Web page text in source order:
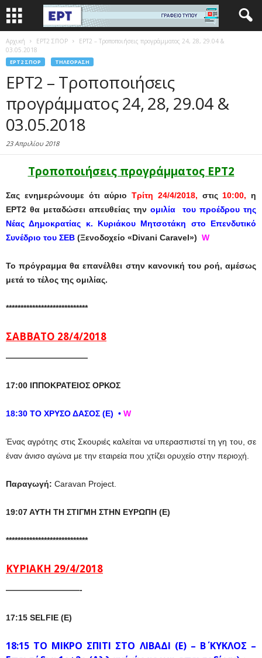
Αρχική EΡΤ2 ΣΠΟΡ
ΕΡΤ2 – Τροποποιήσεις προγράμματος 24, 28, 29.04 &
03.05.2018
EΡΤ2 ΣΠΟΡ ΤΗΛΕΌΡΑΣΗ
ΕΡΤ2 – Τροποποιήσεις
προγράμματος 24, 28, 29.04 &
03.05.2018
23 Απριλίου 2018
Τροποποιήσεις προγράμματος ΕΡΤ2
Σας ενημερώνουμε ότιαύριο Τρίτη 24/4/2018, στις 10:00, η
ΕΡΤ2 θα μεταδώσει απευθείας την ομιλία του προέδρου της
Νέας Δημοκρατίας κ. Κυριάκου Μητσοτάκη στο Επενδυτικό
Συνέδριο του ΣΕΒ (Ξενοδοχείο «Divani Caravel») W
Το πρόγραμμα θα επανέλθει στην κανονική του ροή, αμέσως
μετά το τέλος της ομιλίας.
****************************
ΣΑΒΒΑΤΟ 28/4/2018
——————————
17:00 ΙΠΠΟΚΡΑΤΕΙΟΣ ΟΡΚΟΣ
18:30 TO XΡΥΣΟ ΔΑΣΟΣ (Ε) • W
Ένας αγρότης στις Σκουριές καλείται να υπερασπιστεί τη γη του, σε
έναν άνισο αγώνα με την εταιρεία που χτίζει ορυχείο στην περιοχή.
Παραγωγή: Caravan Project.
19:07 ΑΥΤΗ ΤΗ ΣΤΙΓΜΗ ΣΤΗΝ ΕΥΡΩΠΗ (Ε)
****************************
ΚΥΡΙΑΚΗ 29/4/2018
—————————-
17:15 SELFIE (E)
18:15 ΤΟ ΜΙΚΡΟ ΣΠΙΤΙ ΣΤΟ ΛΙΒΑΔΙ (Ε) – Β΄ ΚΥΚΛΟΣ –